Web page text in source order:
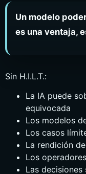
Un modelo
es una ventaja,
Sin H.I.L.T.:
La IA puede
equivocada
Los modelos
Los casos
La rendición
Los
Las decisiones